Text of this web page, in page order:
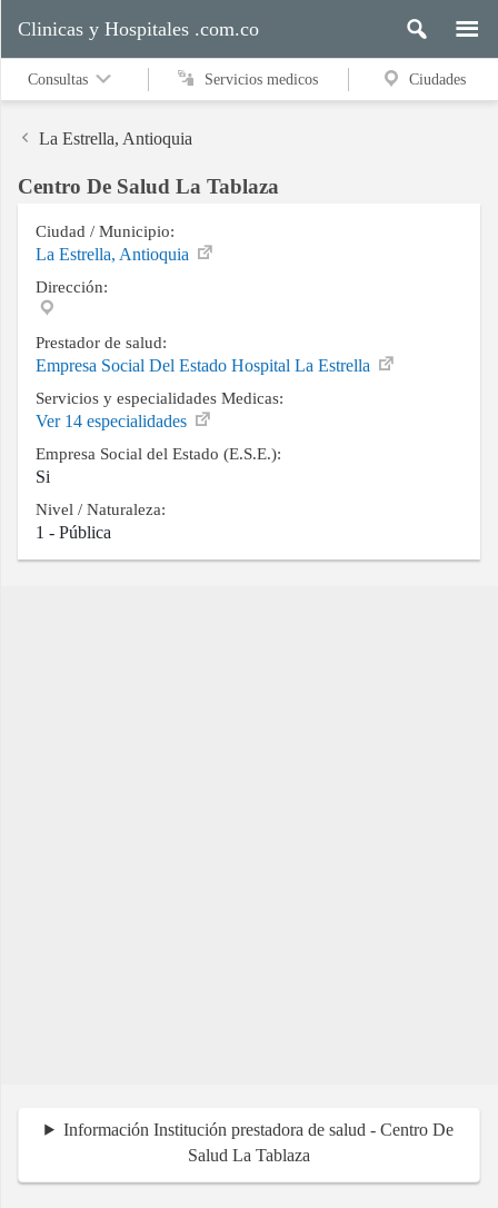
medicos
Ciudades
Buscar
Contacto
Clinicas y Hospitales .com.co
Consultas Servicios medicos Ciudades
La Estrella, Antioquia
Centro De Salud La Tablaza
Ciudad / Municipio:
La Estrella, Antioquia
Dirección:
Prestador de salud:
Empresa Social Del Estado Hospital La Estrella
Servicios y especialidades Medicas:
Ver 14 especialidades
Empresa Social del Estado (E.S.E.):
Si
Nivel / Naturaleza:
1 - Pública
Información Institución prestadora de salud - Centro De
Salud La Tablaza